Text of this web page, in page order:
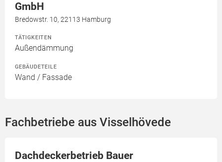
GmbH
Bredowstr. 10, 22113 Hamburg
TÄTIGKEITEN
Außendämmung
GEBÄUDETEILE
Wand / Fassade
Fachbetriebe aus Visselhövede
Dachdeckerbetrieb Bauer